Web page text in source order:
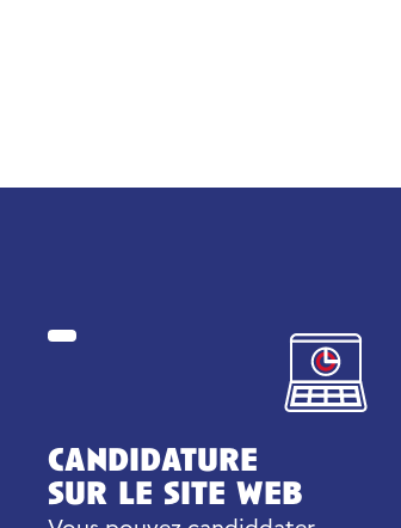
candidature
sur le site web